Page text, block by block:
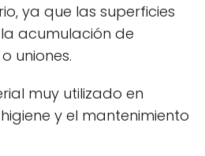
ya que las superficies
acumulación de
uniones.
muy utilizado en
y el mantenimiento